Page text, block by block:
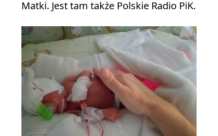
Matki. Jest tam także Polskie Radio PiK.